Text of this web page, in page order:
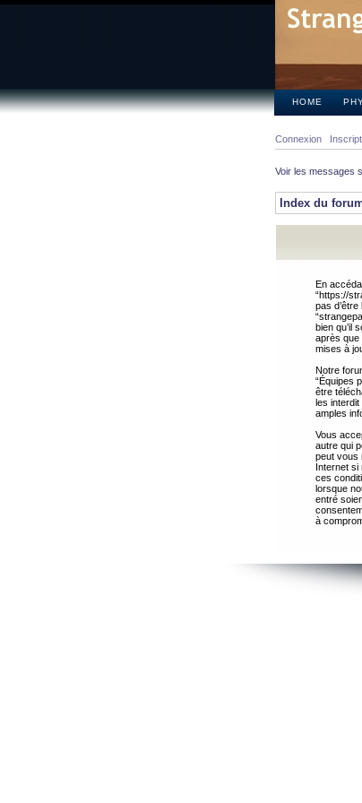
HOME
Connexion
Voir les messages
Index du
En
“https://
pas
bien qu’il
après que
mises à
Notre
“Équipes
être
les
amples
Vous
autre qui
peut vous
Internet si
ces
lorsque
entré
à